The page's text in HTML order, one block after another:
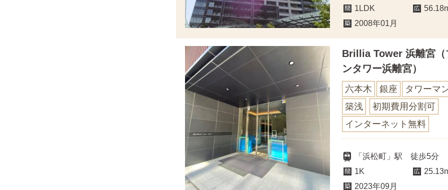
1LDK
2008年01月
Brillia Tower 浜離宮（
ンタワー浜離宮）
六本木 銀座
タワーマ
築浅
初期費用分割可
インターネット無料
「浜松町」駅 徒歩5分
1K
2023年09月